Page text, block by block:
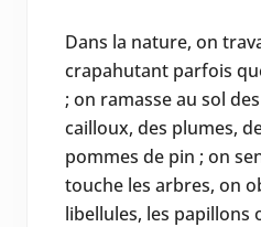
Dans la nature, on
crapahutant parfois
; on ramasse au sol
cailloux, des plumes,
pommes de pin ; on
touche les arbres, on
libellules, les papillons